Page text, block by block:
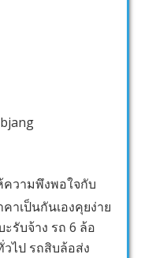
ความพึงพอใจกับ
าเป็นกันเองคุยง่าย
รับจ้าง รถ 6 ล้อ
ไป รถสิบล้อส่ง